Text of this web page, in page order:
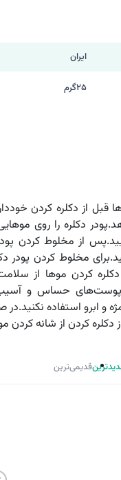
ایران
25گرم
قبل از دکلره کردن
دکلره را روی
از مخلوط کردن
مخلوط کردن پودر
دکلره کردن موها از
حساس و
و ابرو استفاده
کردن از شانه کردن
قدیمی‌ترین